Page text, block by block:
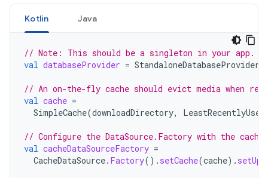
Kotlin Java
// Note: This should be a singleton in your app.
val databaseProvider = StandaloneDatabaseProvider
// An on-the-fly cache should evict media when
val cache =
SimpleCache(downloadDirectory,
// Configure the DataSource.Factory with the
val cacheDataSourceFactory =
CacheDataSource. Factory(). setCache(cache).